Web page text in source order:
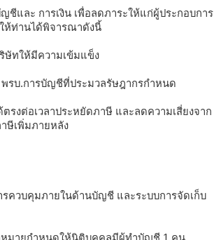
ชีและ การเงิน เพื่อลดภาระให้แก่ผู้ประกอบการ
ห้ท่านได้พิจารณาดังนี้
ษัทให้มีความเข้มแข็ง
รบ.การบัญชีที่ประมวลรัษฎากรกำหนด
รงต่อเวลาประหยัดภาษี และลดความเสี่ยงจาก
ษีเพิ่มภายหลัง
ควบคุมภายในด้านบัญชี และระบบการจัดเก็บ